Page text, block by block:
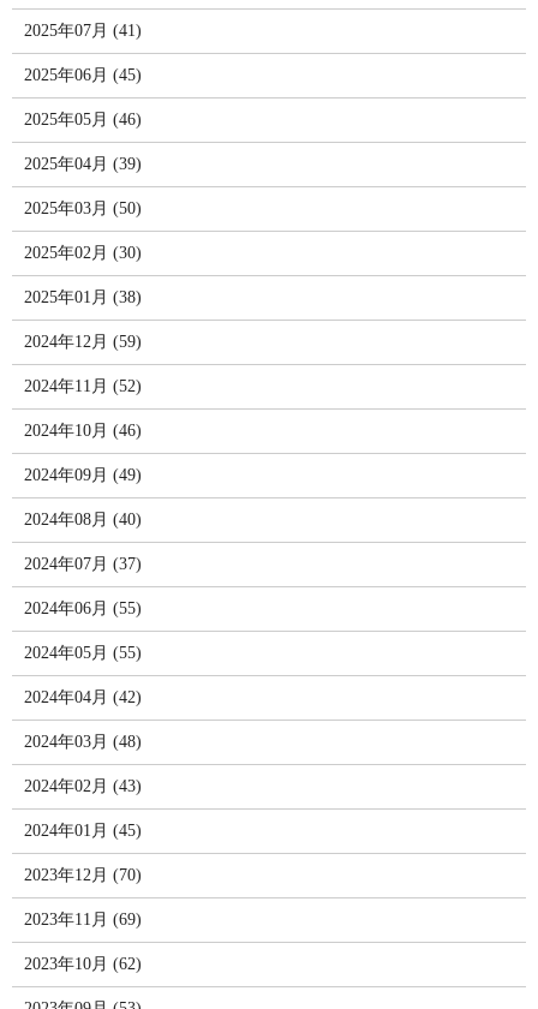
2025年07月 (41)
2025年06月 (45)
2025年05月 (46)
2025年04月 (39)
2025年03月 (50)
2025年02月 (30)
2025年01月 (38)
2024年12月 (59)
2024年11月 (52)
2024年10月 (46)
2024年09月 (49)
2024年08月 (40)
2024年07月 (37)
2024年06月 (55)
2024年05月 (55)
2024年04月 (42)
2024年03月 (48)
2024年02月 (43)
2024年01月 (45)
2023年12月 (70)
2023年11月 (69)
2023年10月 (62)